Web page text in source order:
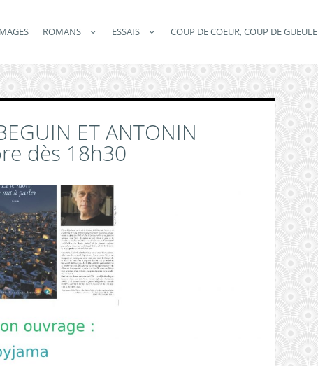
ROMANS ESSAIS COUP DE COEUR, COUP DE GUEULE
ET ANTONIN
dès 18h30